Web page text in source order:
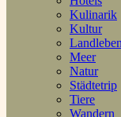
Kulinarik
Kultur
Landleben
Meer
Natur
Städtetrip
Tiere
Wandern